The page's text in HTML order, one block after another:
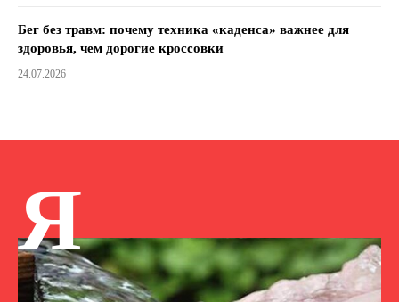
Бег без травм: почему техника «каденса» важнее для
здоровья, чем дорогие кроссовки
24.07.2026
Я